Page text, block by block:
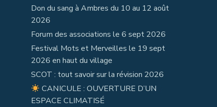
Don du sang à Ambres du 10 au 12 août
2026
Forum des associations le 6 sept 2026
Festival Mots et Merveilles le 19 sept
2026 en haut du village
SCOT : tout savoir sur la révision 2026
CANICULE : OUVERTURE D’UN
ESPACE CLIMATISÉ